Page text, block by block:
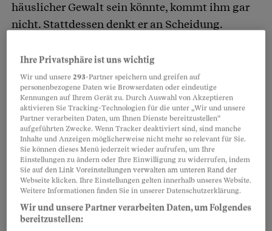
häuslicher Gewalt sein könnte, kommt ihm gar
nicht. Stattdessen denkt er an Scheidung.
«Dass ein Mann Opfer sein kann, widerspricht
seinem Selbstverständnis», sagt der
Sozialarbeiter Matthias Hagner von der
Opferberatungsstelle für gewaltbetroffene
Jungen und Männer. «Männer haben eine
eingeschränkte Wahrnehmung in Bezug auf ihre
Opferrolle.» Das Opfersein widerspreche dem
Bild vom starken Mann, der Unangenehmes
wegsteckt und über der Sache steht.
Ihre Privatsphäre ist uns wichtig
Wir und unsere293-Partner speichern und greifen auf
personenbezogene Daten wie Browserdaten oder eindeutige
Kennungen auf Ihrem Gerät zu. Durch Auswahl von Akzeptieren
aktivieren Sie Tracking-Technologien für die unter „Wir und unsere
Partner verarbeiten Daten, um Ihnen Dienste bereitzustellen“
aufgeführten Zwecke. Wenn Tracker deaktiviert sind, sind manche
Inhalte und Anzeigen möglicherweise nicht mehr so relevant für Sie.
Sie können dieses Menü jederzeit wieder aufrufen, um Ihre
Einstellungen zu ändern oder Ihre Einwilligung zu widerrufen, indem
Sie auf den Link Voreinstellungen verwalten am unteren Rand der
Webseite klicken. Ihre Einstellungen gelten innerhalb unseres Website.
Weitere Informationen finden Sie in unserer Datenschutzerklärung.
Wir und unsere Partner verarbeiten Daten, um Folgendes
bereitzustellen: